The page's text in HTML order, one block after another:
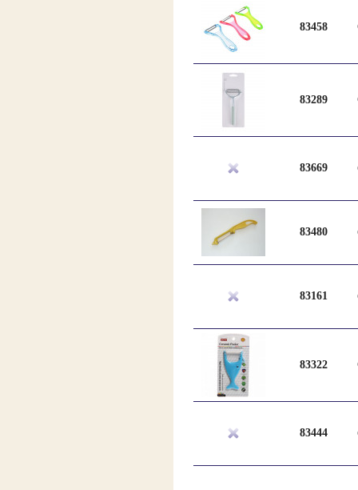
83458
83289
83669
83480
83161
83322
83444